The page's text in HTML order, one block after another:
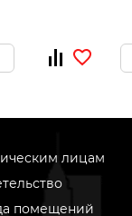
лицам
помещений